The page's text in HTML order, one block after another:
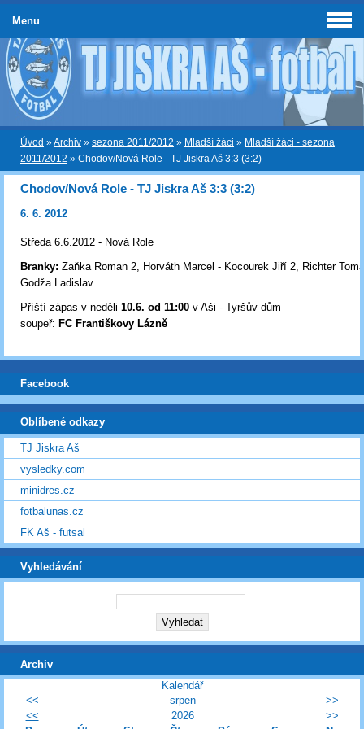
Úvod »Archiv » sezona 2011/2012 » Mladší žáci » Mladší žáci - sezona
2011/2012 » Chodov/Nová Role - TJ Jiskra Aš 3:3 (3:2)
Chodov/Nová Role - TJ Jiskra Aš 3:3 (3:2)
6. 6. 2012
Středa 6.6.2012 - Nová Role
Branky: Zaňka Roman 2, Horváth Marcel - Kocourek Jiří 2, Richter
Godža Ladislav
Příští zápas v neděli 10.6. od 11:00 v Aši - Tyršův dům
soupeř: FC Františkovy Lázně
Menu
Facebook
Oblíbené odkazy
TJ Jiskra Aš
vysledky.com
minidres.cz
fotbalunas.cz
FK Aš - futsal
Vyhledávání
Archiv
Kalendář
<<
srpen
>>
<<
2026
>>